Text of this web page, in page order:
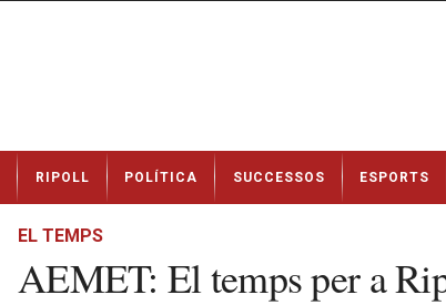
t
RIPOLL POLÍTICA SUCCESSOS ESPORTS
EL TEMPS
AEMET: El temps per a